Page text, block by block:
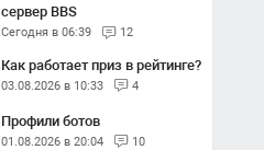
сервер BBS
Сегодня в 06:39 12
Как работает приз в рейтинге?
03.08.2026 в 10:33 4
Профили ботов
01.08.2026 в 20:04 10